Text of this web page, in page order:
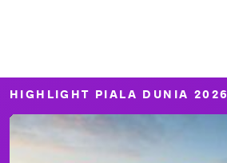
HIGHLIGHT PIALA DUNIA 2026